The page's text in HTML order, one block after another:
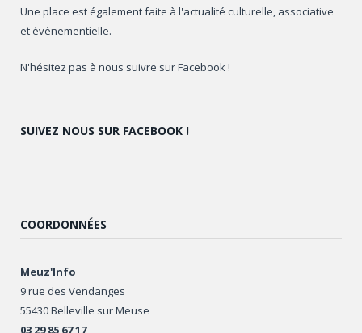
Une place est également faite à l'actualité culturelle, associative
et évènementielle.
N'hésitez pas à nous suivre sur Facebook !
SUIVEZ NOUS SUR FACEBOOK !
COORDONNÉES
Meuz'Info
9 rue des Vendanges
55430 Belleville sur Meuse
03 29 85 67 17